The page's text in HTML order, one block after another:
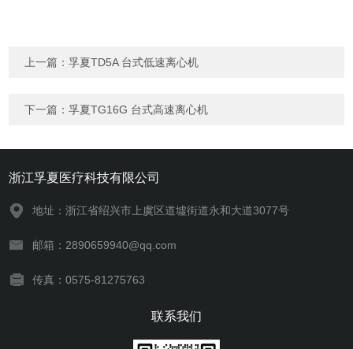
上一篇：孚夏TD5A 台式低速离心机
下一篇：孚夏TG16G 台式高速离心机
浙江孚夏医疗科技有限公司
地址：浙江省绍兴市上虞区道墟街道永和大道3077号
邮箱：2890659940@qq.com
传真：0575-81275763
联系我们